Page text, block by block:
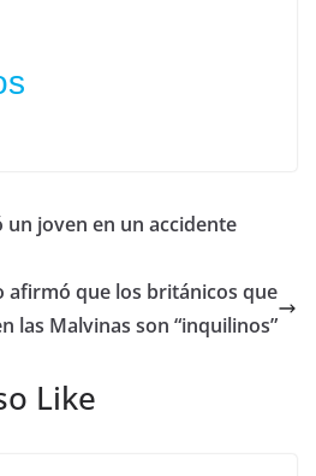
un joven en un accidente
afirmó que los británicos que
las Malvinas son “inquilinos”
Like